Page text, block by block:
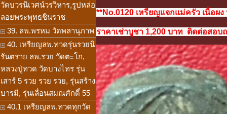
วัดบวรนิเวศน์วรวิหาร,รูปหล่อ
ลอยพระพุทธชินราช
39. ลพ.พรหม วัดพลานุภาพ
40. เหรียญลพ.ทวดรุ่นรวยนิ
รันตราย ลพ.รวย วัดตะโก,
หลวงปู่ทวด วัดบางไทร รุ่น
เสาร์ 5 รวย รวย รวย, รุ่นสร้าง
บารมี, รุ่นเลื่อนสมณศักดิ์ 55
40.1 เหรียญลพ.ทวดทุกวัด
**No.0120 เหรียญแจกแม่ครัว เนื้อผ
ราคาเช่าบูชา 1,200 บาท ติดต่อสอบ